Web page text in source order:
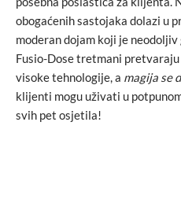
obogaćenih sastojaka dolazi u
moderan dojam koji je
Fusio-Dose tretmani
visoke tehnologije, a magija se
klijenti mogu uživati u
svih pet osjetila!